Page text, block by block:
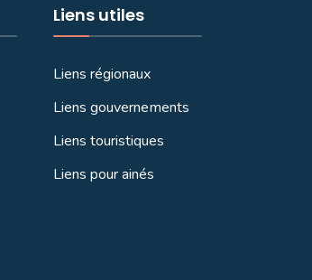
Liens utiles
Liens régionaux
Liens gouvernements
Liens touristiques
Liens pour ainés